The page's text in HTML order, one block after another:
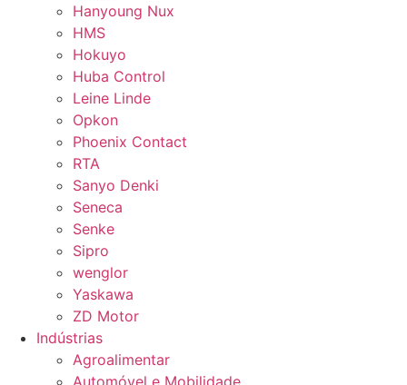
Hanyoung Nux
HMS
Hokuyo
Huba Control
Leine Linde
Opkon
Phoenix Contact
RTA
Sanyo Denki
Seneca
Senke
Sipro
wenglor
Yaskawa
ZD Motor
Indústrias
Agroalimentar